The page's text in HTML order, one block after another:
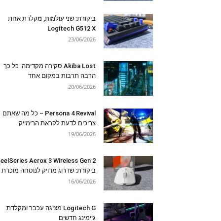
ביקורת: שני עולמות, מקלדת אחת
Logitech G512 X
23/06/2026
Akiba Lost סקירה מקדימה: כל כך
הרבה תרבות במקום אחד
20/06/2026
Persona 4 Revival – כל מה שאתם
צריכים לדעת לקראת הרימייק
19/06/2026
Aerox 3 Wireless Gen 2
ביקורת: שדרוג מדויק לנוסחה מוכרת
16/06/2026
Logitech G מציגה עכבר ומקלדת
גיימינג חדשים